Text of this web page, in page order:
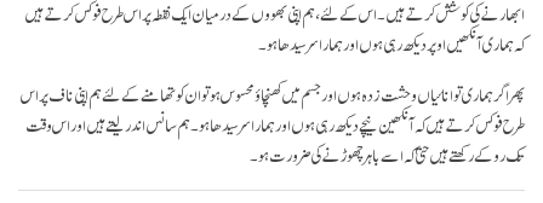
ابھارنے کی کوشش کرتے ہیں۔ اس کے لئے، ہم اپنی بھووں کے درمیان ایک نقطہ پر اس طرح فوکس کرتے ہیں
کہ ہماری آنکھیں اوپر دیکھ رہی ہوں اور ہمارا سر سیدھا ہو۔
پھر اگر ہماری توانائیاں وحشت زدہ ہوں اورجسم میں کھنچاؤ محسوس ہو تو ان کو تھامنے کے لئے ہم اپنی ناف پر اس
طرح فوکس کرتے ہیں کہ آنکھین نیچے دیکھ رہی ہوں اور ہمارا سر سیدھا ہو۔ ہم سانس اندر لیتے ہیں اور اس وقت
تک روکے رکھتے ہیں حتیٰ کہ اسے باہر چھوڑنے کی ضرورت ہو۔